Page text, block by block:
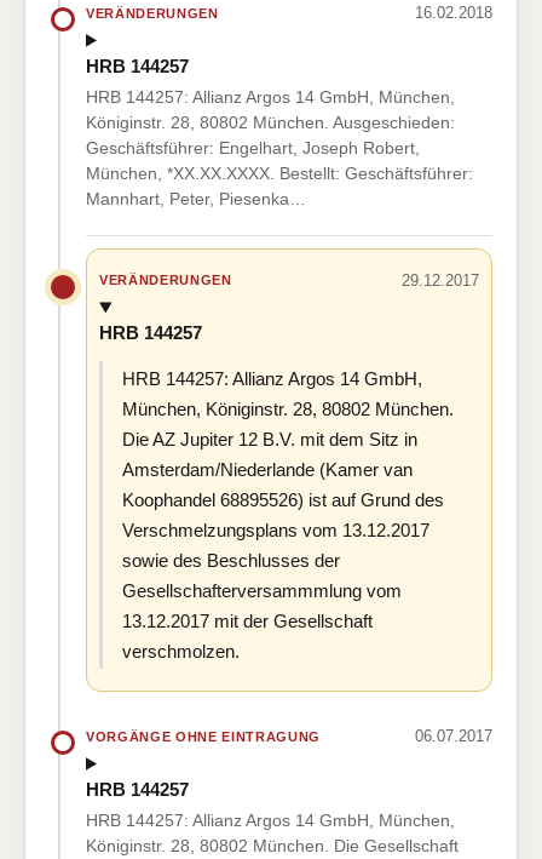
VERÄNDERUNGEN 16.02.2018
HRB 144257
HRB 144257: Allianz Argos 14 GmbH, München,
Königinstr. 28, 80802 München. Ausgeschieden:
Geschäftsführer: Engelhart, Joseph Robert,
München, *XX.XX.XXXX. Bestellt: Geschäftsführer:
Mannhart, Peter, Piesenka…
VERÄNDERUNGEN 29.12.2017
HRB 144257
HRB 144257: Allianz Argos 14 GmbH,
München, Königinstr. 28, 80802 München.
Die AZ Jupiter 12 B.V. mit dem Sitz in
Amsterdam/Niederlande (Kamer van
Koophandel 68895526) ist auf Grund des
Verschmelzungsplans vom 13.12.2017
sowie des Beschlusses der
Gesellschafterversammmlung vom
13.12.2017 mit der Gesellschaft
verschmolzen.
VORGÄNGE OHNE EINTRAGUNG 06.07.2017
HRB 144257
HRB 144257: Allianz Argos 14 GmbH, München,
Königinstr. 28, 80802 München. Die Gesellschaft